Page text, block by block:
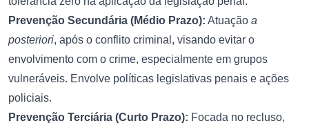
Prevenção Secundária (Médio Prazo): Atuação a
posteriori, após o conflito criminal, visando evitar o
envolvimento com o crime, especialmente em grupos
vulneráveis. Envolve políticas legislativas penais e ações
policiais.
Prevenção Terciária (Curto Prazo): Focada no recluso,